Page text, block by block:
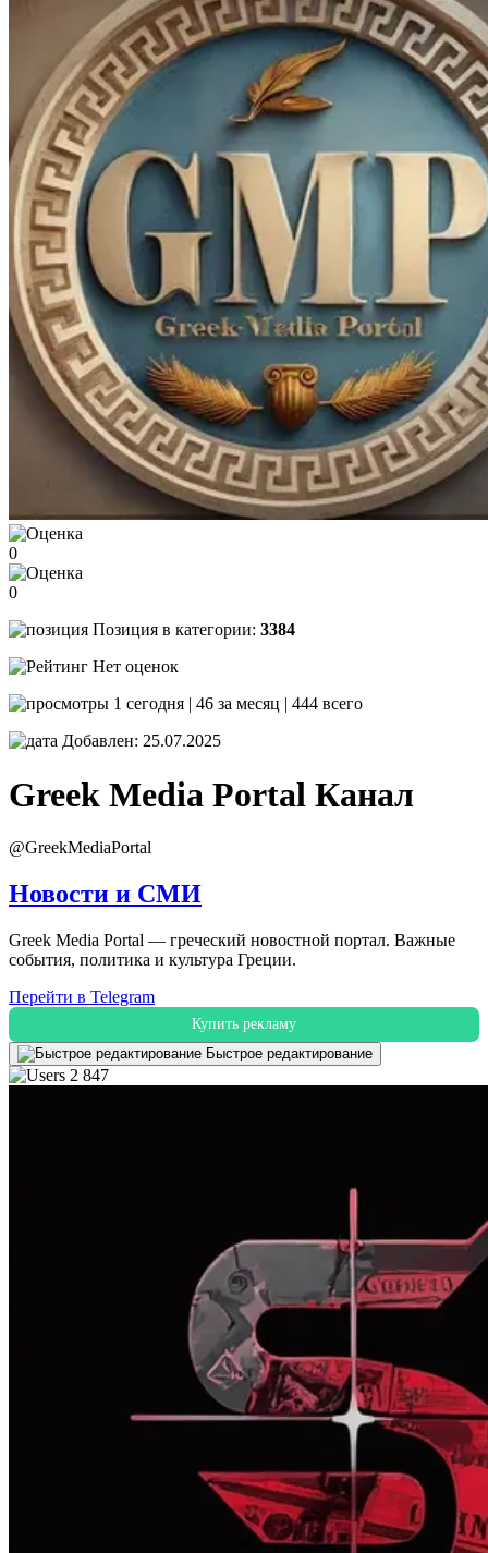
0
0
Позиция в категории: 3384
Нет оценок
1 сегодня | 46 за месяц | 444 всего
Добавлен: 25.07.2025
Greek Media Portal Канал
@GreekMediaPortal
Новости и СМИ
Greek Media Portal — греческий новостной портал. Важные
события, политика и культура Греции.
Перейти в Telegram
Купить рекламу
Быстрое редактирование
2 847